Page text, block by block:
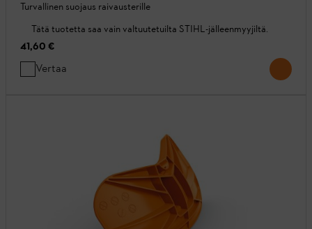
Turvallinen suojaus raivausterille
Tätä tuotetta saa vain valtuutetuilta STIHL-jälleenmyyjiltä.
41,60 €
Vertaa